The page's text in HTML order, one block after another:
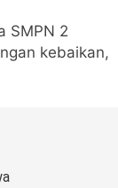
SMPN 2
kebaikan,